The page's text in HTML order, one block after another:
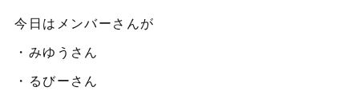
今日はメンバーさんが
・みゆうさん
・るびーさん